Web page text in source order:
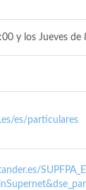
y los Jueves
es/particulares